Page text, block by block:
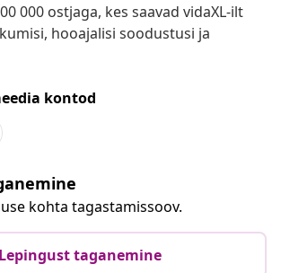
000 ostjaga, kes saavad vidaXL-ilt
hooajalisi soodustusi ja
kontod
kohta tagastamissoov.
Lepingust taganemine